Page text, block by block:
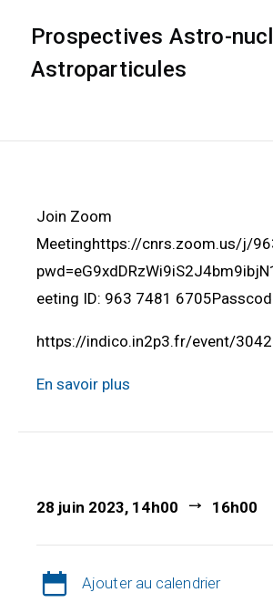
Prospectives Astro-
Astroparticules
Join Zoom
Meetinghttps://cnrs.zoom.us/j/
eeting ID: 963 7481
https://indico.in2p3.fr/event/
En savoir plus
28 juin 2023, 14h00 16h00
Ajouter au calendrier